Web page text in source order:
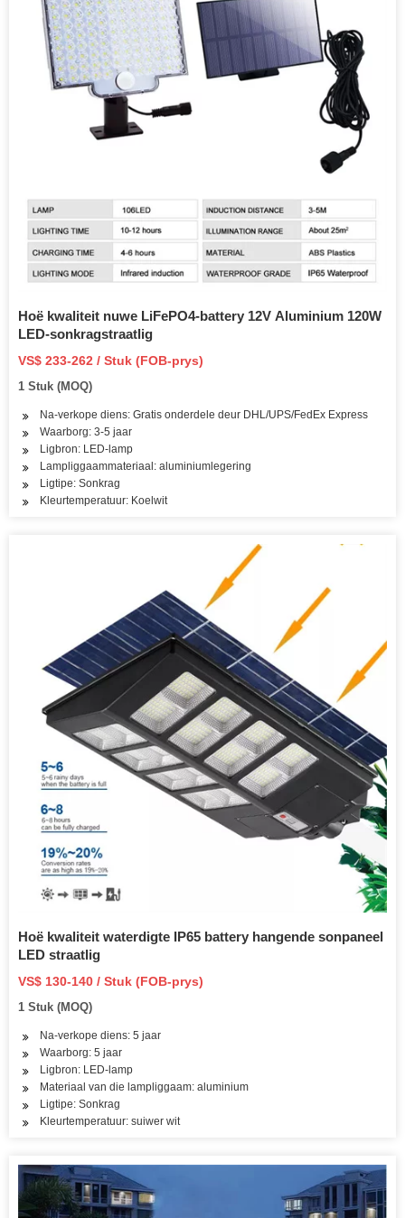
Hoë kwaliteit nuwe LiFePO4-battery 12V Aluminium 120W
LED-sonkragstraatlig
VS$ 233-262 / Stuk (FOB-prys)
1 Stuk (MOQ)
Na-verkope diens: Gratis onderdele deur DHL/UPS/FedEx Express
Waarborg: 3-5 jaar
Ligbron: LED-lamp
Lampliggaammateriaal: aluminiumlegering
Ligtipe: Sonkrag
Kleurtemperatuur: Koelwit
Hoë kwaliteit waterdigte IP65 battery hangende sonpaneel
LED straatlig
VS$ 130-140 / Stuk (FOB-prys)
1 Stuk (MOQ)
Na-verkope diens: 5 jaar
Waarborg: 5 jaar
Ligbron: LED-lamp
Materiaal van die lampliggaam: aluminium
Ligtipe: Sonkrag
Kleurtemperatuur: suiwer wit